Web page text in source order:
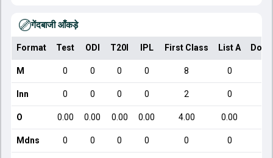
गेंदबाजी आँकड़े
Format Test ODI T20I IPL First Class List A
M 0 0 0 0 8 0
Inn 0 0 0 0 2 0
O 0.00 0.00 0.00 0.00 4.00 0.00
Mdns 0 0 0 0 0 0